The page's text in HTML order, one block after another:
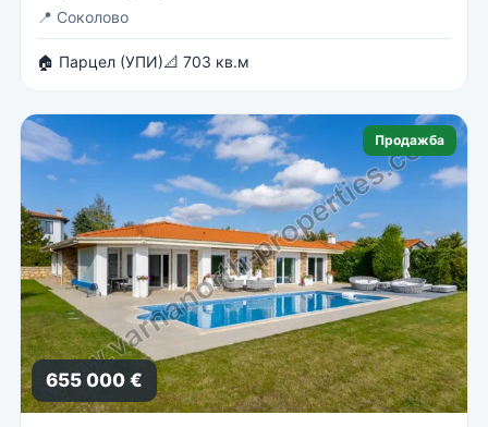
📍 Соколово
🏠 Парцел (УПИ)📐 703 кв.м
Продажба
655 000 €